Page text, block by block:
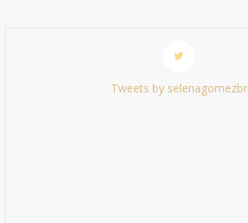
Tweets by selenagomezbr